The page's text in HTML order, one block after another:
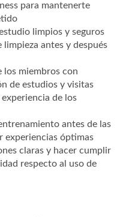
para mantenerte
limpios y seguros
antes y después
los miembros con
de estudios y visitas
de los
antes de las
experiencias óptimas
claras y hacer cumplir
respecto al uso de